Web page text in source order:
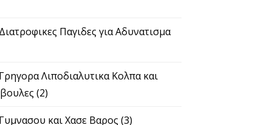
Παγιδες για Αδυνατισμα
Λιποδιαλυτικα Κολπα και
(2)
και Χασε Βαρος (3)